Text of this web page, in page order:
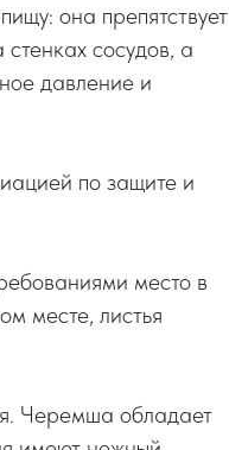
она препятствует
сосудов, а
давление и
по защите и
место в
месте, листья
Черемша обладает